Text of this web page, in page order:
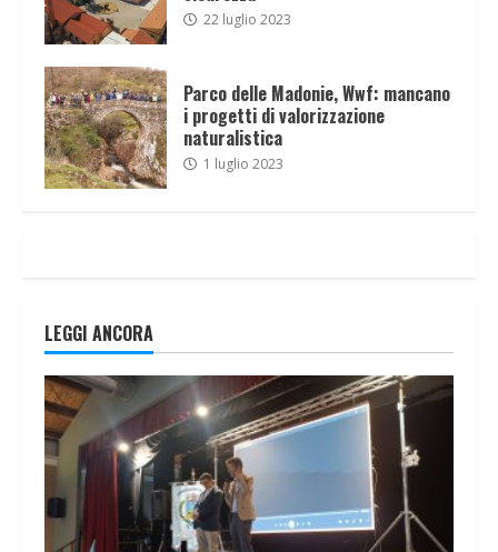
22 luglio 2023
Parco delle Madonie, Wwf: mancano
i progetti di valorizzazione
naturalistica
1 luglio 2023
LEGGI ANCORA